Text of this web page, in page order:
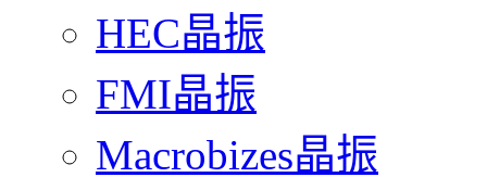
HEC晶振
FMI晶振
Macrobizes晶振